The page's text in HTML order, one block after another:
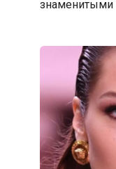
знаменитыми